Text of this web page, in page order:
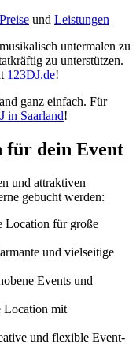
Preise und Leistungen
untermalen zu
zu unterstützen.
123DJ.de!
ganz einfach. Für
in Saarland!
für dein Event
und attraktiven
gebucht werden:
Location für große
und vielseitige
Events und
Location mit
und flexible Event-